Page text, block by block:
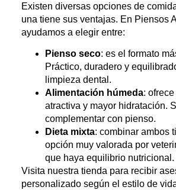
Existen diversas opciones de
una tiene sus ventajas. En Piensos
ayudamos a elegir entre:
Pienso seco: es el formato
Práctico, duradero y
limpieza dental.
Alimentación húmeda:
atractiva y mayor hidratación.
complementar con pienso.
Dieta mixta: combinar ambos
opción muy valorada por
que haya equilibrio nutricional.
Visita nuestra tienda para recibir
personalizado según el estilo de